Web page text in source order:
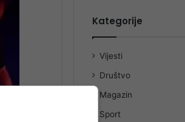
Kategorije
Vijesti
Društvo
Magazin
Sport